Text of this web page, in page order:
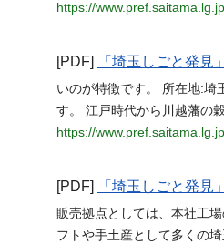
https://
[PDF] 「埼玉しごと発見
いのが特徴です。 所在地:埼
す。 江戸時代から川越藩の
https://
[PDF] 「埼玉しごと発見
販売拠点としては、本社工
フトや手土産として多くの